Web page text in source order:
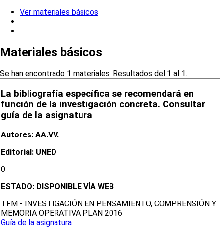
Ver materiales básicos
Materiales básicos
Se han encontrado 1 materiales. Resultados del 1 al 1.
La bibliografía específica se recomendará en
función de la investigación concreta. Consultar
guía de la asignatura
Autores: AA.VV.
Editorial: UNED
0
ESTADO: DISPONIBLE VÍA WEB
TFM - INVESTIGACIÓN EN PENSAMIENTO, COMPRENSIÓN Y
MEMORIA OPERATIVA PLAN 2016
Guía de la asignatura